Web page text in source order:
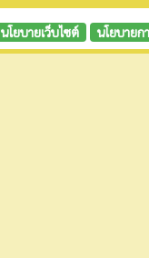
นโยบายเว็บไซต์ นโยบาย